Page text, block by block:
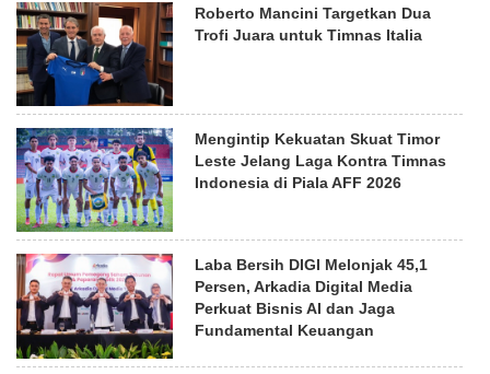
Roberto Mancini Targetkan Dua
Trofi Juara untuk Timnas Italia
Mengintip Kekuatan Skuat Timor
Leste Jelang Laga Kontra Timnas
Indonesia di Piala AFF 2026
Laba Bersih DIGI Melonjak 45,1
Persen, Arkadia Digital Media
Perkuat Bisnis AI dan Jaga
Fundamental Keuangan